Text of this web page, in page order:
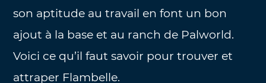
son aptitude au travail en font un bon
ajout à la base et au ranch de Palworld.
Voici ce qu’il faut savoir pour trouver et
attraper Flambelle.